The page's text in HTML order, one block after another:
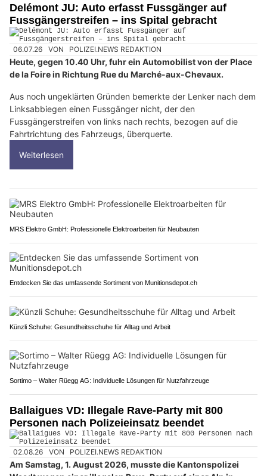
Delémont JU: Auto erfasst Fussgänger auf
Fussgängerstreifen – ins Spital gebracht
06.07.26 VON POLIZEI.NEWS REDAKTION
Heute, gegen 10.40 Uhr, fuhr ein Automobilist von der Place
de la Foire in Richtung Rue du Marché-aux-Chevaux.
Aus noch ungeklärten Gründen bemerkte der Lenker nach dem
Linksabbiegen einen Fussgänger nicht, der den
Fussgängerstreifen von links nach rechts, bezogen auf die
Fahrtrichtung des Fahrzeugs, überquerte.
Weiterlesen
MRS Elektro GmbH: Professionelle Elektroarbeiten für Neubauten
Entdecken Sie das umfassende Sortiment von Munitionsdepot.ch
Künzli Schuhe: Gesundheitsschuhe für Alltag und Arbeit
Sortimo – Walter Rüegg AG: Individuelle Lösungen für Nutzfahrzeuge
Ballaigues VD: Illegale Rave-Party mit 800
Personen nach Polizeieinsatz beendet
02.08.26 VON POLIZEI.NEWS REDAKTION
Am Samstag, 1. August 2026, musste die Kantonspolizei